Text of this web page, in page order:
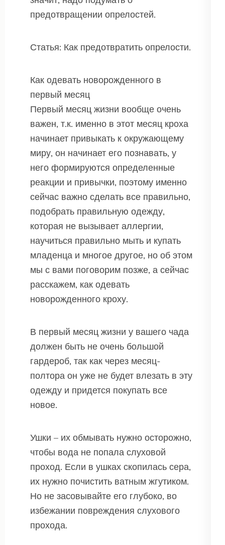
предотвращении опрелостей.
Статья: Как предотвратить опрелости.
Как одевать новорожденного в
первый месяц
Первый месяц жизни вообще очень
важен, т.к. именно в этот месяц кроха
начинает привыкать к окружающему
миру, он начинает его познавать, у
него формируются определенные
реакции и привычки, поэтому именно
сейчас важно сделать все правильно,
подобрать правильную одежду,
которая не вызывает аллергии,
научиться правильно мыть и купать
младенца и многое другое, но об этом
мы с вами поговорим позже, а сейчас
расскажем, как одевать
новорожденного кроху.
В первый месяц жизни у вашего чада
должен быть не очень большой
гардероб, так как через месяц-
полтора он уже не будет влезать в эту
одежду и придется покупать все
новое.
Ушки – их обмывать нужно осторожно,
чтобы вода не попала слуховой
проход. Если в ушках скопилась сера,
их нужно почистить ватным жгутиком.
Но не засовывайте его глубоко, во
избежании повреждения слухового
прохода.